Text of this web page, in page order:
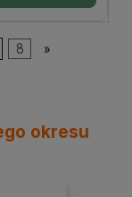
8 »
okresu